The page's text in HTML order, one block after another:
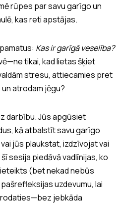
rūpes par savu garīgo un
kas reti apstājas.
Kas ir garīgā veselība?
tikai, kad lietas šķiet
stresu, attiecamies pret
atrodam jēgu?
darbību. Jūs apgūsiet
kā atbalstīt savu garīgo
jūs plaukstat, izdzīvojat vai
sesija piedāvā vadlīnijas, ko
(bet nekad nebūs
uzdevumu, lai
jebkāda